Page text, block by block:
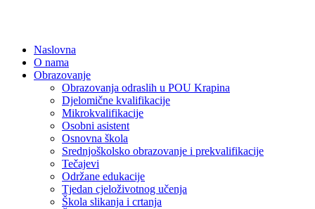
Naslovna
O nama
Obrazovanje
Obrazovanja odraslih u POU Krapina
Djelomične kvalifikacije
Mikrokvalifikacije
Osobni asistent
Osnovna škola
Srednjoškolsko obrazovanje i prekvalifikacije
Tečajevi
Održane edukacije
Tjedan cjeloživotnog učenja
Škola slikanja i crtanja